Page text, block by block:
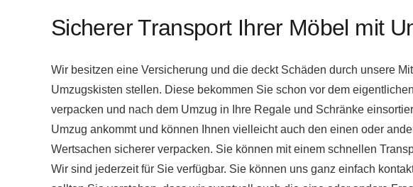
Sicherer Transport Ihrer Möbel mit
Wir besitzen eine Versicherung und die deckt Schäden durch unsere
Umzugskisten stellen. Diese bekommen Sie schon vor dem
verpacken und nach dem Umzug in Ihre Regale und Schränke
Umzug ankommt und können Ihnen vielleicht auch den einen oder
Wertsachen sicherer verpacken. Sie können mit einem schnellen
Wir sind jederzeit für Sie verfügbar. Sie können uns ganz einfach